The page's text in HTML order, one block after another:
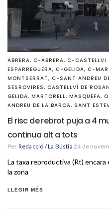
ABRERA, C-ABRERA, C-CASTELLVI
ESPARREGUERA, C-GELIDA, C-
MONTSERRAT, C-SANT ANDREU
SESROVIRES, CASTELLVÍ DE
GELIDA, MARTORELL, MASQUEFA,
ANDREU DE LA BARCA, SANT
El risc de rebrot puja a 4
continua alt a tots
Per Redacció / La Bústia 24 de
La taxa reproductiva (Rt)
la zona
LLEGIR MÉS